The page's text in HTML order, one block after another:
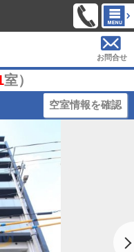
お問合せ
室）
空室情報を確認